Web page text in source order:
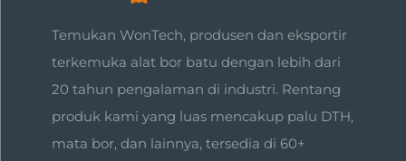
Temukan WonTech, produsen dan eksportir
terkemuka alat bor batu dengan lebih dari
20 tahun pengalaman di industri. Rentang
produk kami yang luas mencakup palu DTH,
mata bor, dan lainnya, tersedia di 60+